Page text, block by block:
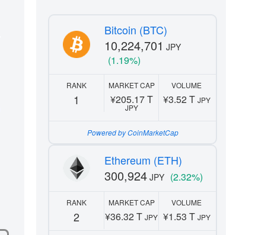
Bitcoin (BTC)
10,224,701 JPY
(1.19%)
RANK
1
MARKET CAP
¥205.17 T
JPY
VOLUME
¥3.52 T JPY
Powered by CoinMarketCap
Ethereum (ETH)
300,924 JPY (2.32%)
RANK
2
MARKET CAP
¥36.32 TJPY
VOLUME
¥1.53 T JPY